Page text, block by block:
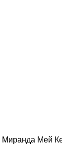
Миранда Мей